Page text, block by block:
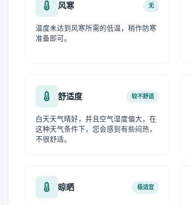
风寒 无
温度未达到风寒所需的低温，稍作防寒
准备即可。
舒适度 较不舒适
白天天气晴好，并且空气湿度偏大，在
这种天气条件下，您会感到有些闷热，
不很舒适。
晾晒 极适宜